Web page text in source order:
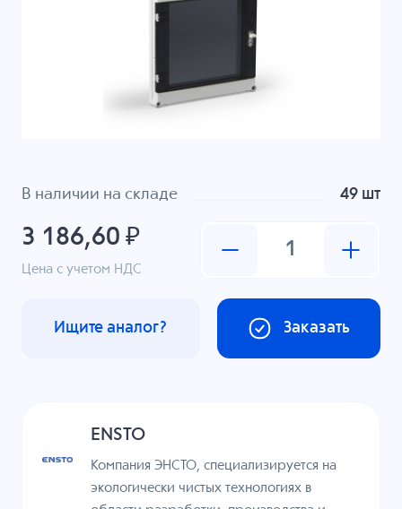
В наличии на складе 49 шт
3 186,60 ₽
Цена с учетом НДС
Заказать
Ищите аналог?
ENSTO
Компания ЭНСТО, специализируется на
экологически чистых технологиях в